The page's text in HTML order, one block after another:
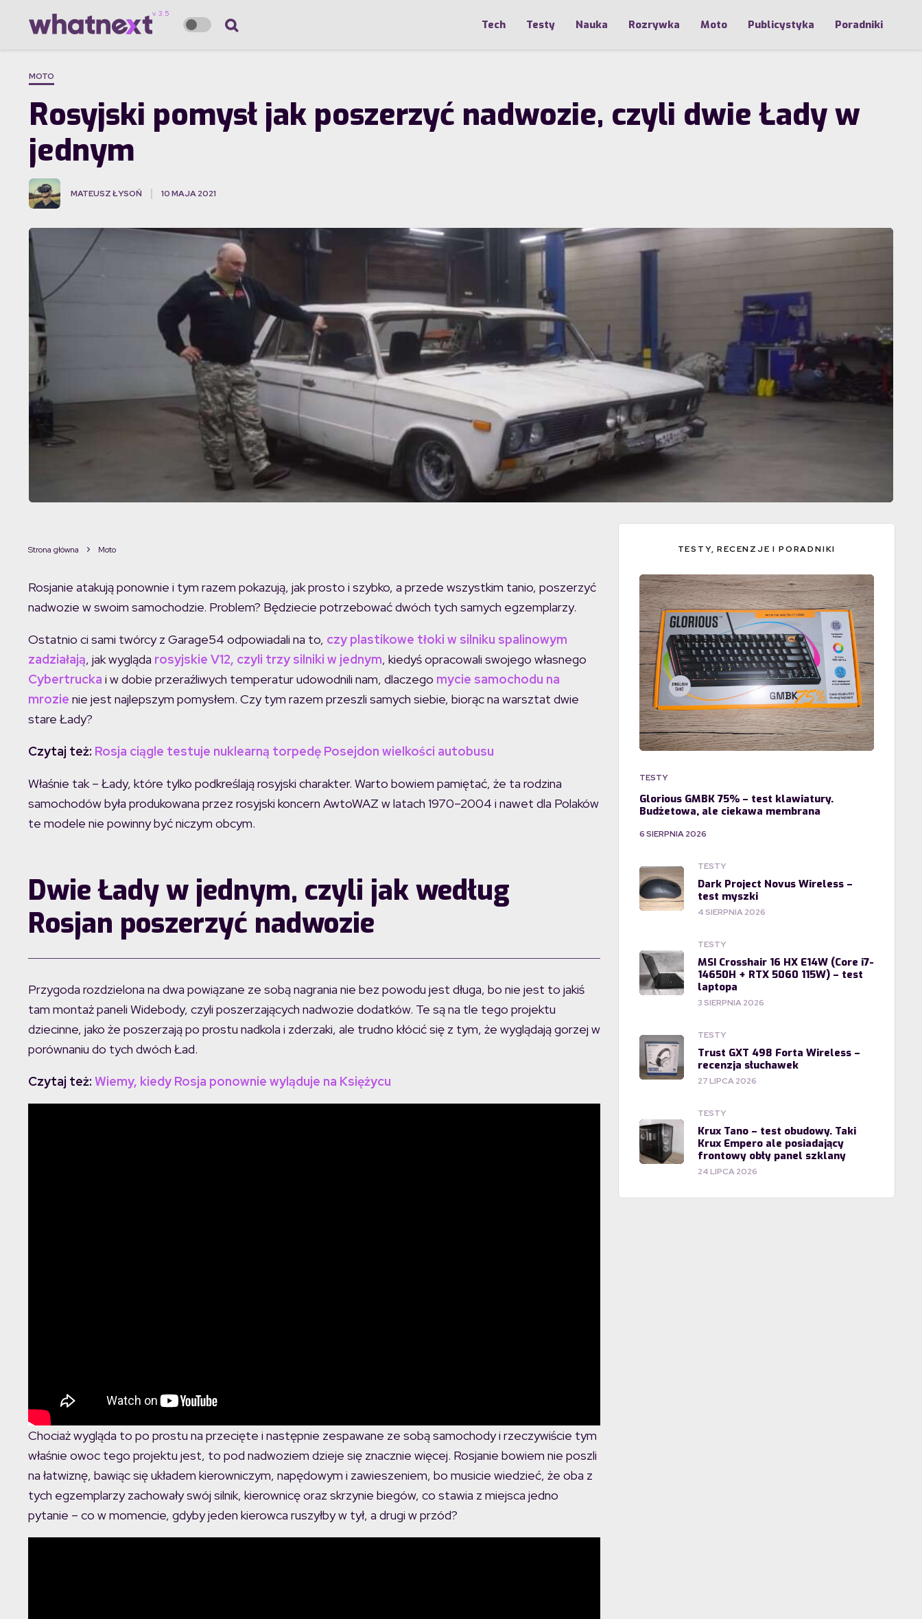
Tech Testy Nauka Rozrywka Moto Publicystyka Poradniki
MOTO
Rosyjski pomysł jak poszerzyć nadwozie, czyli dwie Łady w
jednym
MATEUSZ ŁYSOŃ 10 MAJA 2021
Strona główna Moto
Rosjanie atakują ponownie i tym razem pokazują, jak prosto i szybko, a przede wszystkim tanio, poszerzyć
nadwozie w swoim samochodzie. Problem? Będziecie potrzebować dwóch tych samych egzemplarzy.
Ostatnio ci sami twórcy z Garage54 odpowiadali na to, czy plastikowe tłoki w silniku spalinowym
zadziałają, jak wygląda rosyjskie V12, czyli trzy silniki w jednym, kiedyś opracowali swojego własnego
Cybertrucka i w dobie przeraźliwych temperatur udowodnili nam, dlaczego mycie samochodu na
mrozie nie jest najlepszym pomysłem. Czy tym razem przeszli samych siebie, biorąc na warsztat dwie
stare Łady?
Czytaj też: Rosja ciągle testuje nuklearną torpedę Posejdon wielkości autobusu
Właśnie tak – Łady, które tylko podkreślają rosyjski charakter. Warto bowiem pamiętać, że ta rodzina
samochodów była produkowana przez rosyjski koncern AwtoWAZ w latach 1970–2004 i nawet dla Polaków
te modele nie powinny być niczym obcym.
Dwie Łady w jednym, czyli jak według
Rosjan poszerzyć nadwozie
Przygoda rozdzielona na dwa powiązane ze sobą nagrania nie bez powodu jest długa, bo nie jest to jakiś
tam montaż paneli Widebody, czyli poszerzających nadwozie dodatków. Te są na tle tego projektu
dziecinne, jako że poszerzają po prostu nadkola i zderzaki, ale trudno kłócić się z tym, że wyglądają gorzej w
porównaniu do tych dwóch Ład.
Czytaj też: Wiemy, kiedy Rosja ponownie wyląduje na Księżycu
Chociaż wygląda to po prostu na przecięte i następnie zespawane ze sobą samochody i rzeczywiście tym
właśnie owoc tego projektu jest, to pod nadwoziem dzieje się znacznie więcej. Rosjanie bowiem nie poszli
na łatwiznę, bawiąc się układem kierowniczym, napędowym i zawieszeniem, bo musicie wiedzieć, że oba z
tych egzemplarzy zachowały swój silnik, kierownicę oraz skrzynie biegów, co stawia z miejsca jedno
pytanie – co w momencie, gdyby jeden kierowca ruszyłby w tył, a drugi w przód?
TESTY, RECENZJE I PORADNIKI
TESTY
Glorious GMBK 75% – test klawiatury.
Budżetowa, ale ciekawa membrana
6 SIERPNIA 2026
TESTY
Dark Project Novus Wireless –
test myszki
4 SIERPNIA 2026
TESTY
MSI Crosshair 16 HX E14W (Core i7-
14650H + RTX 5060 115W) – test
laptopa
3 SIERPNIA 2026
TESTY
Trust GXT 498 Forta Wireless –
recenzja słuchawek
27 LIPCA 2026
TESTY
Krux Tano – test obudowy. Taki
Krux Empero ale posiadający
frontowy obły panel szklany
24 LIPCA 2026